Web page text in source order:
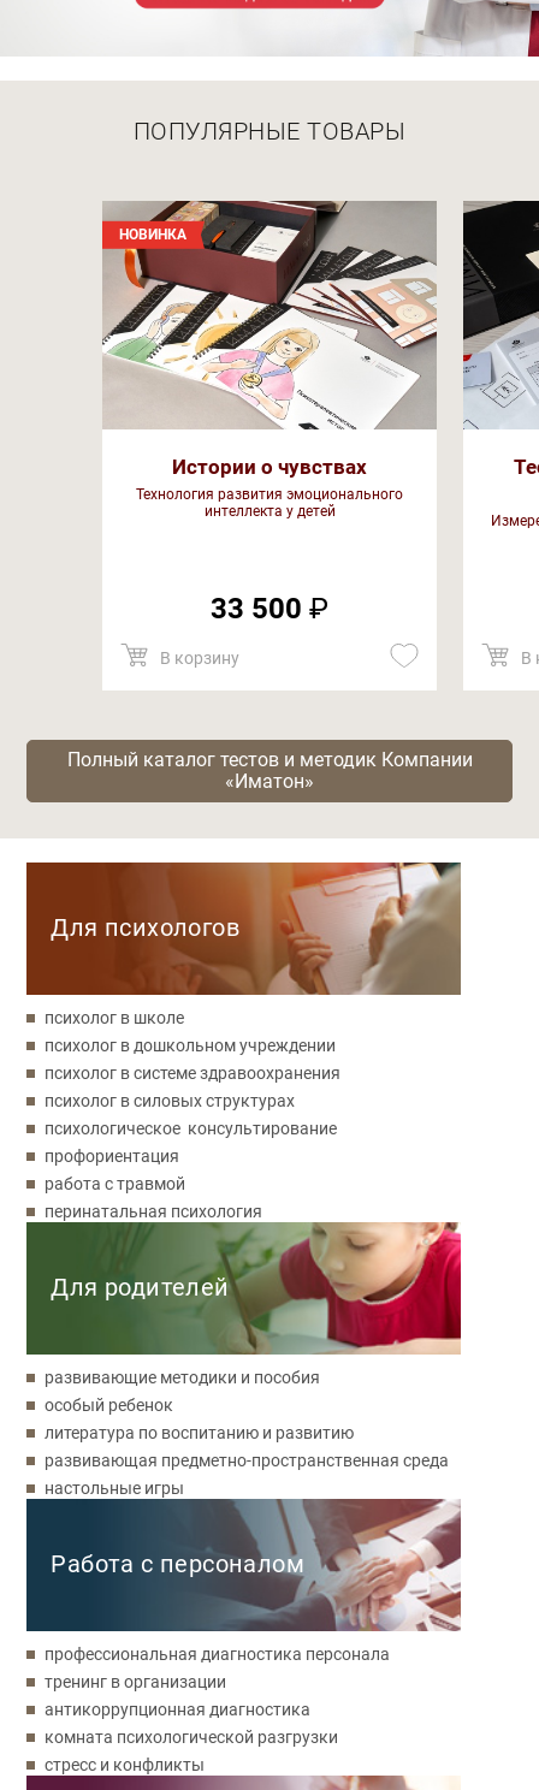
ПОПУЛЯРНЫЕ ТОВАРЫ
НОВИНКА
Истории о чувствах
Технология развития эмоционального
интеллекта у детей
33 500 ₽
В корзину В
Полный каталог тестов и методик Компании
«Иматон»
Для психологов
психолог в школе
психолог в дошкольном учреждении
психолог в системе здравоохранения
психолог в силовых структурах
психологическое консультирование
профориентация
работа с травмой
перинатальная психология
Для родителей
развивающие методики и пособия
особый ребенок
литература по воспитанию и развитию
развивающая предметно-пространственная среда
настольные игры
Работа с персоналом
профессиональная диагностика персонала
тренинг в организации
антикоррупционная диагностика
комната психологической разгрузки
стресс и конфликты